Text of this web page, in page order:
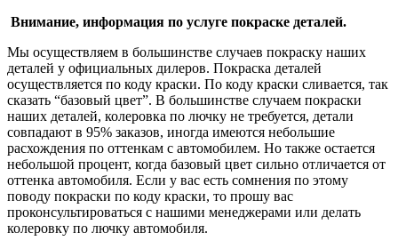
Внимание, информация по услуге покраске деталей.
Мы осуществляем в большинстве случаев покраску наших
деталей у официальных дилеров. Покраска деталей
осуществляется по коду краски. По коду краски сливается, так
сказать “базовый цвет”. В большинстве случаем покраски
наших деталей, колеровка по лючку не требуется, детали
совпадают в 95% заказов, иногда имеются небольшие
расхождения по оттенкам с автомобилем. Но также остается
небольшой процент, когда базовый цвет сильно отличается от
оттенка автомобиля. Если у вас есть сомнения по этому
поводу покраски по коду краски, то прошу вас
проконсультироваться с нашими менеджерами или делать
колеровку по лючку автомобиля.